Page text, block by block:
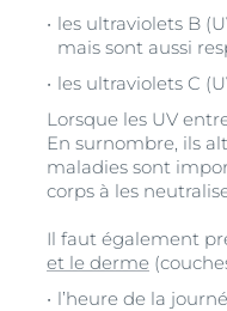
les ultraviolets B
mais sont aussi
les ultraviolets C
Lorsque les UV
En surnombre, ils
maladies sont
corps à les
Il faut également
et le derme
l’heure de la